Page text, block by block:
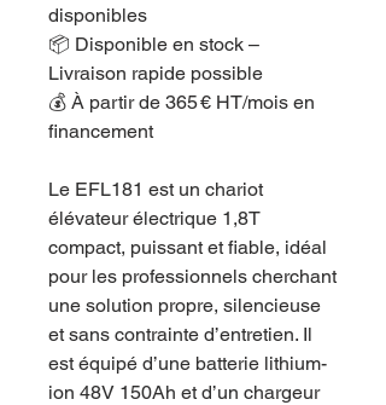
disponibles
📦 Disponible en stock –
Livraison rapide possible
💰 À partir de 365 € HT/mois en
financement
Le EFL181 est un chariot
élévateur électrique 1,8T
compact, puissant et fiable, idéal
pour les professionnels cherchant
une solution propre, silencieuse
et sans contrainte d’entretien. Il
est équipé d’une batterie lithium-
ion 48V 150Ah et d’un chargeur